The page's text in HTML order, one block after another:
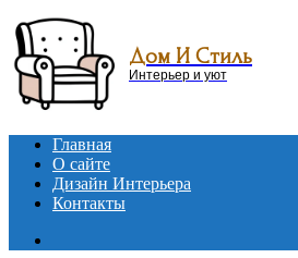
Menu
Дом И Стиль
Интерьер и уют
Главная
О сайте
Дизайн Интерьера
Контакты